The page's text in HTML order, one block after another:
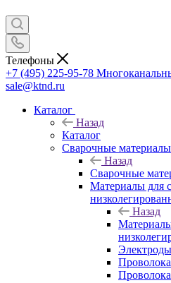
Телефоны
+7 (495) 225-95-78
sale@ktnd.ru
Каталог
Назад
Каталог
Сварочные материалы
Назад
Сварочные
Материалы для
Назад